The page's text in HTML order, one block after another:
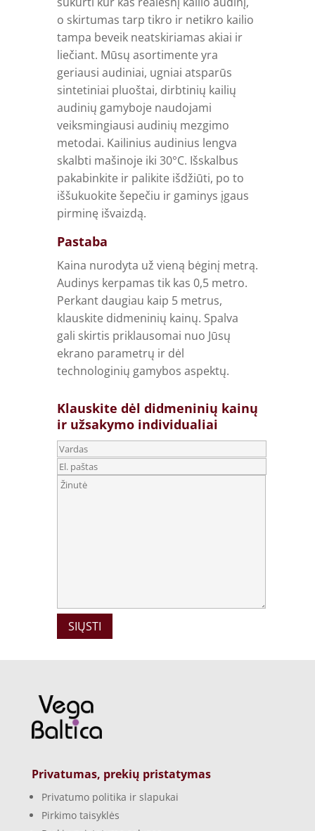
o skirtumas tarp tikro ir netikro kailio
tampa beveik neatskiriamas akiai ir
liečiant. Mūsų asortimente yra
geriausi audiniai, ugniai atsparūs
sintetiniai pluoštai, dirbtinių kailių
audinių gamyboje naudojami
veiksmingiausi audinių mezgimo
metodai. Kailinius audinius lengva
skalbti mašinoje iki 30°C. Išskalbus
pakabinkite ir palikite išdžiūti, po to
iššukuokite šepečiu ir gaminys įgaus
pirminę išvaizdą.
Pastaba
Kaina nurodyta už vieną bėginį metrą.
Audinys kerpamas tik kas 0,5 metro.
Perkant daugiau kaip 5 metrus,
klauskite didmeninių kainų. Spalva
gali skirtis priklausomai nuo Jūsų
ekrano parametrų ir dėl
technologinių gamybos aspektų.
Klauskite dėl didmeninių kainų
ir užsakymo individualiai
Privatumas, prekių pristatymas
Privatumo politika ir slapukai
Pirkimo taisyklės